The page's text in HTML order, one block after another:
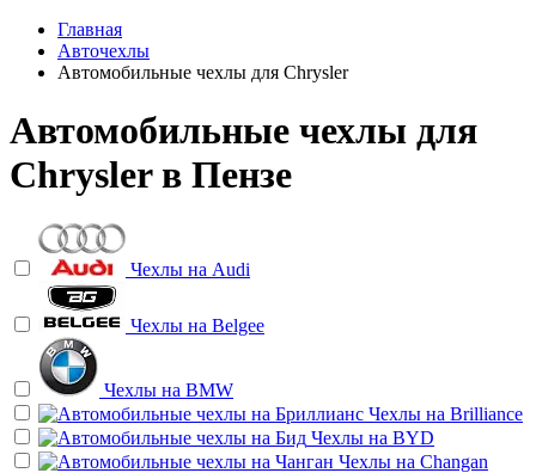
Главная
Авточехлы
Автомобильные чехлы для Chrysler
Автомобильные чехлы для
Chrysler в Пензе
Чехлы на Audi
Чехлы на Belgee
Чехлы на BMW
Чехлы на Brilliance
Чехлы на BYD
Чехлы на Changan